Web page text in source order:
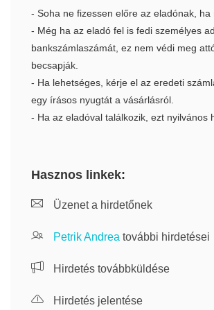
- Soha ne fizessen előre az eladónak, ha
- Még ha az eladó fel is fedi személyes
bankszámlaszámát, ez nem védi meg
becsapják.
- Ha lehetséges, kérje el az eredeti
egy írásos nyugtát a vásárlásról.
- Ha az eladóval találkozik, ezt nyilvános
Hasznos linkek:
Üzenet a hirdetőnek
Petrik Andrea további hirdetései
Hirdetés továbbküldése
Hirdetés jelentése